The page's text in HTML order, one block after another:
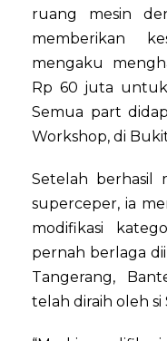
ruang mesin
memberikan
mengaku
Rp 60 juta
Semua part
Workshop, di
Setelah berhasil
superceper, ia
modifikasi
pernah berlaga
Tangerang,
telah diraih oleh si